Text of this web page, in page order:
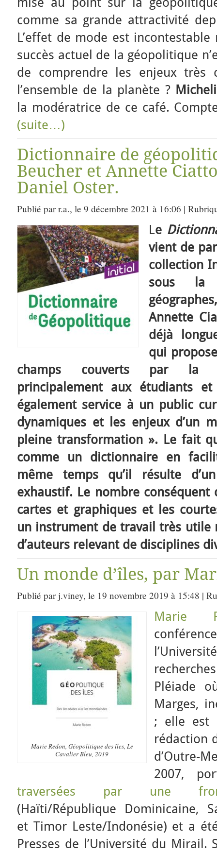
comme sa grande attractivité
L’effet de mode est
succès actuel de la géopolitique
de comprendre les enjeux très
l’ensemble de la planète ?
la modératrice de ce café.
(suite…)
Dictionnaire de
Beucher et Annette
Daniel Oster.
Publié par r.a., le 9 décembre 2021 à 16:06 |
Le
vient de
collection
sous la
Annette
déjà
qui
champs couverts par la
principalement aux étudiants
également service à un public
dynamiques et les enjeux d’un
pleine transformation ». Le fait
comme un dictionnaire en
même temps qu’il résulte
exhaustif. Le nombre conséquent
cartes et graphiques et les
un instrument de travail très utile
d’auteurs relevant de disciplines
Un monde d’îles, par
Publié par j.viney, le 19 novembre 2019 à 15:48 |
Marie Redon, Géopolitique des îles, Le
Cavalier Bleu, 2019
Marie
Pléiade
Marges,
; elle est
rédaction
d’Outre-
2007,
traversées par une
(Haïti/République Dominicaine,
et Timor Leste/Indonésie) et a
Presses de l’Université du